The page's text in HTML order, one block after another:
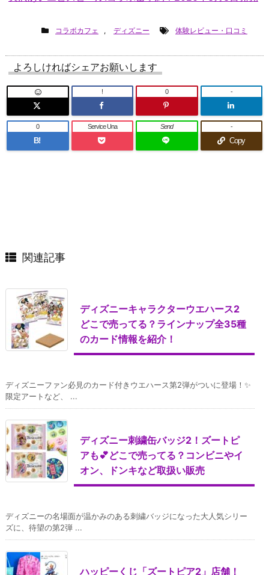
コラボカフェ , ディズニー 体験レビュー・口コミ
よろしければシェアお願いします
! 0 -
B!
0 Service Una Send
Copy
-
関連記事
ディズニーキャラクターウエハース2
どこで売ってる？ラインナップ全35種
のカード情報を紹介！
ディズニーファン必見のカード付きウエハース第2弾がついに登場！✨
限定アートなど、 ...
ディズニー刺繍缶バッジ2！ズートピ
アも💕どこで売ってる？コンビニやイ
オン、ドンキなど取扱い販売
ディズニーの名場面が温かみのある刺繍バッジになった大人気シリー
ズに、待望の第2弾 ...
ハッピーくじ「ズートピア2」店舗！